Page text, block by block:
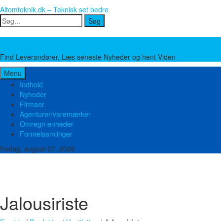
Altomteknik.dk – Teknisk set bedre
Søg
Søg
Find Leverandører, Læs seneste Nyheder og hent Viden
Menu
Indhold
Nyheder
Firmaer
Agenturer/varemærker
Omregn enheder
Formelsamlinger
fredag, august 07, 2026
Jalousiriste